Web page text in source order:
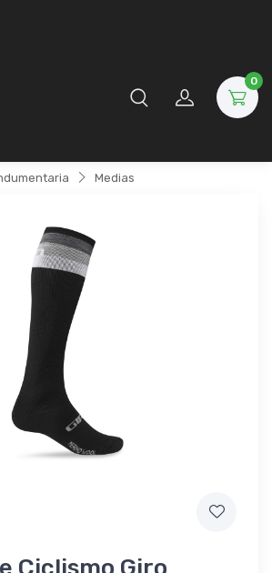
0
Medias